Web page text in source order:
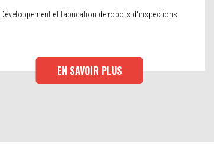
Développement et fabrication de robots d'inspections.
EN SAVOIR PLUS